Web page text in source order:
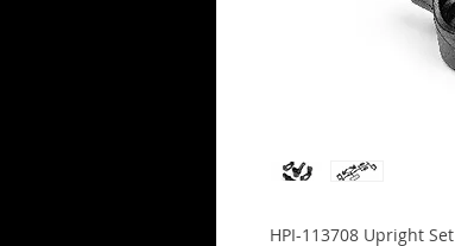
HPI-113708 Upright Set